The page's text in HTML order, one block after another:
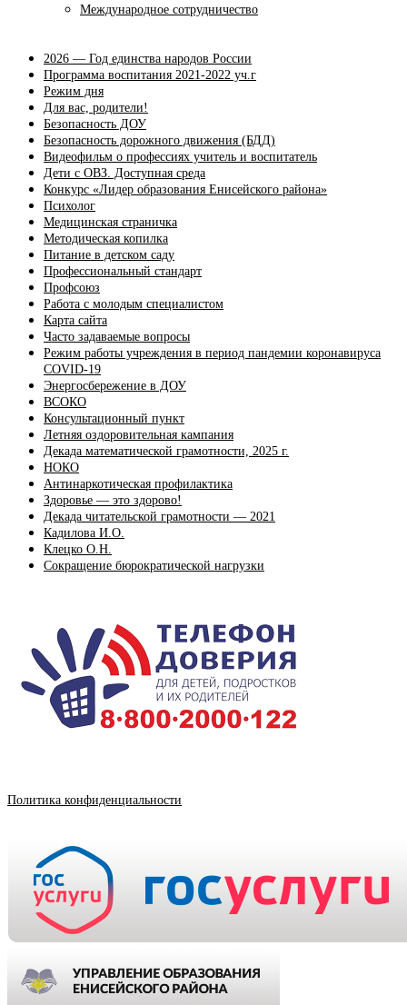
Международное сотрудничество
2026 — Год единства народов России
Программа воспитания 2021-2022 уч.г
Режим дня
Для вас, родители!
Безопасность ДОУ
Безопасность дорожного движения (БДД)
Видеофильм о профессиях учитель и воспитатель
Дети с ОВЗ. Доступная среда
Конкурс «Лидер образования Енисейского района»
Психолог
Медицинская страничка
Методическая копилка
Питание в детском саду
Профессиональный стандарт
Профсоюз
Работа с молодым специалистом
Карта сайта
Часто задаваемые вопросы
Режим работы учреждения в период пандемии коронавируса
COVID-19
Энергосбережение в ДОУ
ВСОКО
Консультационный пункт
Летняя оздоровительная кампания
Декада математической грамотности, 2025 г.
НОКО
Антинаркотическая профилактика
Здоровье — это здорово!
Декада читательской грамотности — 2021
Кадилова И.О.
Клецко О.Н.
Сокращение бюрократической нагрузки
Политика конфиденциальности